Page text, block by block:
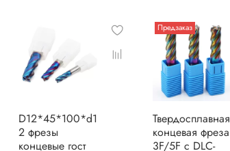
D12*45*100*d1
2 фрезы
концевые гост
Предзаказ
Твердосплавная
концевая фреза
3F/5F с DLC-